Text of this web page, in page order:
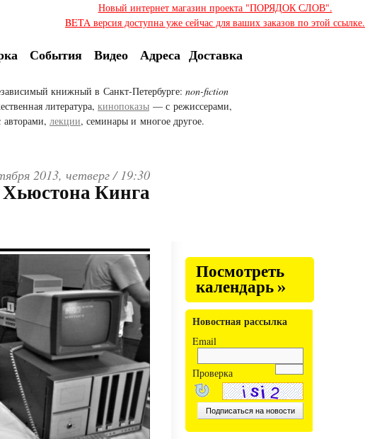
Новый интернет магазин проекта "ПОРЯДОК СЛОВ".
BETA версия доступна уже сейчас для ваших заказов по этой ссылке.
События Видео Адреса Доставка
книжный в Санкт-Петербурге: non-fiction
литература, кинопоказы — с режиссерами,
лекции, семинары и многое другое.
2013, четверг /19:30
Хьюстона Кинга
Посмотреть
календарь »
Новостная рассылка
Email
Проверка